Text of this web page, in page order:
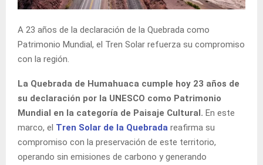
A 23 años de la declaración de la Quebrada como
Patrimonio Mundial, el Tren Solar refuerza su compromiso
con la región.
La Quebrada de Humahuaca cumple hoy 23 años de
su declaración por la UNESCO como Patrimonio
Mundial en la categoría de Paisaje Cultural. En este
marco, el Tren Solar de la Quebrada reafirma su
compromiso con la preservación de este territorio,
operando sin emisiones de carbono y generando